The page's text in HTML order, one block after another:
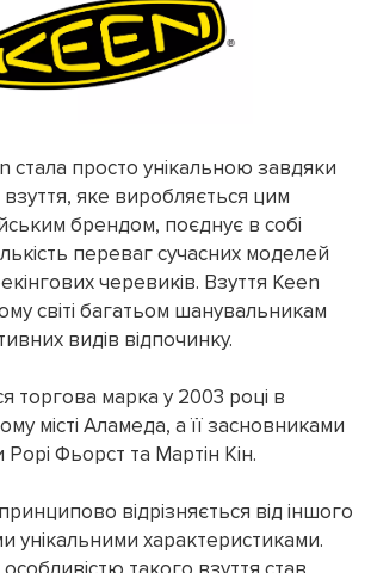
стала просто унікальною завдяки
яке виробляється цим
брендом, поєднує в собі
переваг сучасних моделей
черевиків. Взуття Keen
світі багатьом шанувальникам
видів відпочинку.
торгова марка у 2003 році в
місті Аламеда, а її засновниками
Рорі Фьорст та Мартін Кін.
відрізняється від іншого
унікальними характеристиками.